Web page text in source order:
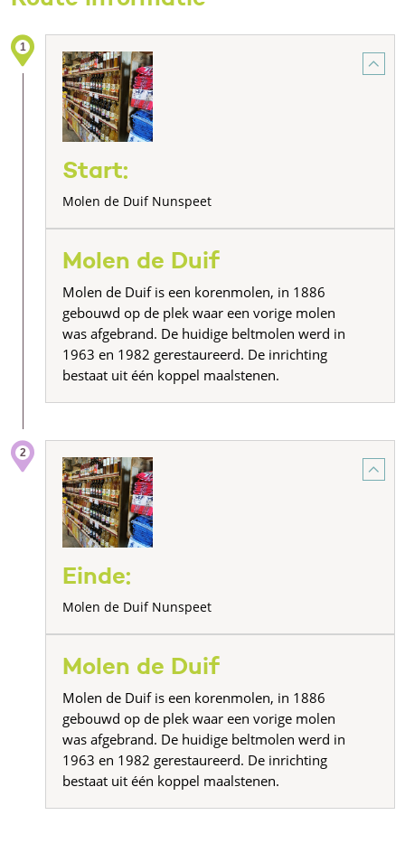
1
Start:
Molen de Duif Nunspeet
Molen de Duif
Molen de Duif is een korenmolen, in 1886
gebouwd op de plek waar een vorige molen
was afgebrand. De huidige beltmolen werd in
1963 en 1982 gerestaureerd. De inrichting
bestaat uit één koppel maalstenen.
2
Einde:
Molen de Duif Nunspeet
Molen de Duif
Molen de Duif is een korenmolen, in 1886
gebouwd op de plek waar een vorige molen
was afgebrand. De huidige beltmolen werd in
1963 en 1982 gerestaureerd. De inrichting
bestaat uit één koppel maalstenen.